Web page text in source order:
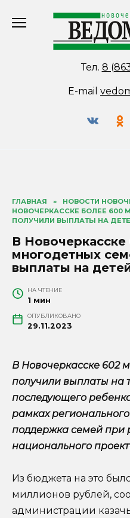
Тел. 8
E-mail
ГЛАВНАЯ » НОВОСТИ
НОВОЧЕРКАССКЕ БОЛЕЕ 600
ПОЛУЧИЛИ ВЫПЛАТЫ НА
В
многодетных
выплаты на
НА ЧТЕНИЕ
1 мин
ОПУБЛИКОВАНО
29.11.2023
В Новочеркасске 602
получили выплаты на
последующего
рамках
поддержка семей при
национального
Из бюджета на это
миллионов рублей,
администрации